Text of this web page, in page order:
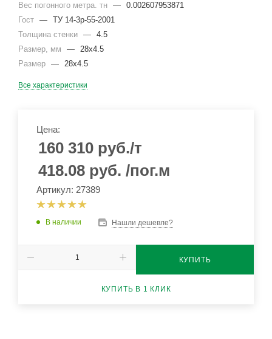
Вес погонного метра. тн — 0.002607953871
Гост — ТУ 14-3р-55-2001
Толщина стенки — 4.5
Размер, мм
— 28х4.5
Размер — 28х4.5
Все характеристики
Цена:
160 310 руб./т
418.08 руб. /пог.м
Артикул: 27389
В наличии Нашли дешевле?
КУПИТЬ
КУПИТЬ В 1 КЛИК